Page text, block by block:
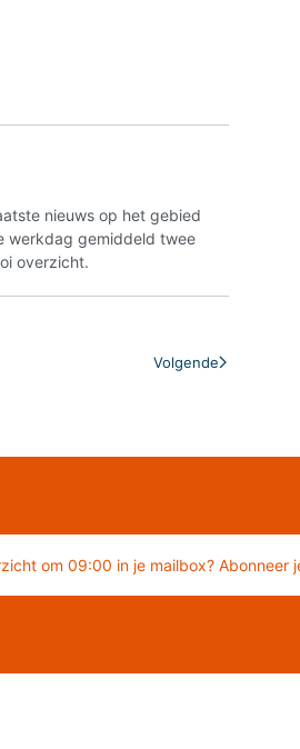
nieuws op het gebied
werkdag gemiddeld twee
overzicht.
Volgende
om 09:00 in je mailbox? Abonneer